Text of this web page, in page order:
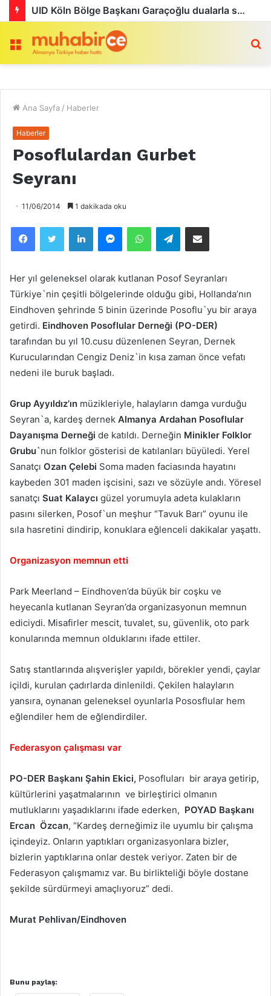
UID Köln Bölge Başkanı Garaçoğlu dualarla son yolculuğuna uğurlandı
Menü
Ana Sayfa / Haberler
Haberler
Posoflulardan Gurbet
Seyranı
11/06/2014 1 dakikada oku
Telegram
Her yıl geleneksel olarak kutlanan Posof Seyranları
Türkiye`nin çeşitli bölgelerinde olduğu gibi, Hollanda’nın
Eindhoven şehrinde 5 binin üzerinde Posoflu`yu bir araya
getirdi. Eindhoven Posoflular Derneği (PO-DER)
tarafından bu yıl 10.cusu düzenlenen Seyran, Dernek
Kurucularından Cengiz Deniz`in kısa zaman önce vefatı
nedeni ile buruk başladı.
Grup Ayyıldız’ın müzikleriyle, halayların damga vurduğu
Seyran`a, kardeş dernek Almanya Ardahan Posoflular
Dayanışma Derneği de katıldı. Derneğin Minikler Folklor
Grubu`nun folklor gösterisi de katılanları büyüledi. Yerel
Sanatçı Ozan Çelebi Soma maden faciasında hayatını
kaybeden 301 maden işcisini, sazı ve sözüyle andı. Yöresel
sanatçı Suat Kalaycı güzel yorumuyla adeta kulakların
pasını silerken, Posof`un meşhur “Tavuk Barı” oyunu ile
sıla hasretini dindirip, konuklara eğlenceli dakikalar yaşattı.
Organizasyon memnun etti
Park Meerland – Eindhoven’da büyük bir coşku ve
heyecanla kutlanan Seyran’da organizasyonun memnun
ediciydi. Misafirler mescit, tuvalet, su, güvenlik, oto park
konularında memnun olduklarını ifade ettiler.
Satış stantlarında alışverişler yapıldı, börekler yendi, çaylar
içildi, kurulan çadırlarda dinlenildi. Çekilen halayların
yansıra, oynanan geleneksel oyunlarla Pososflular hem
eğlendiler hem de eğlendirdiler.
Federasyon çalışması var
PO-DER Başkanı Şahin Ekici, Posofluları bir araya getirip,
kültürlerini yaşatmalarının ve birleştirici olmanın
mutluklarını yaşadıklarını ifade ederken, POYAD Başkanı
Ercan Özcan, “Kardeş derneğimiz ile uyumlu bir çalışma
içindeyiz. Onların yaptıkları organizasyonlara bizler,
bizlerin yaptıklarına onlar destek veriyor. Zaten bir de
Federasyon çalışmamız var. Bu birlikteliği böyle dostane
şekilde sürdürmeyi amaçlıyoruz” dedi.
Murat Pehlivan/Eindhoven
Bunu paylaş: